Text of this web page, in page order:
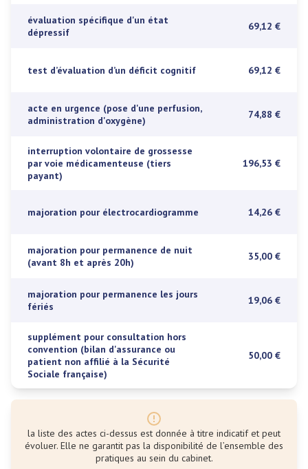
évaluation spécifique d'un état
dépressif
69,12 €
test d’évaluation d’un déficit cognitif 69,12 €
acte en urgence (pose d'une perfusion,
administration d'oxygène)
74,88 €
interruption volontaire de grossesse
par voie médicamenteuse (tiers
payant)
196,53 €
majoration pour électrocardiogramme 14,26 €
majoration pour permanence de nuit
(avant 8h et après 20h)
35,00 €
majoration pour permanence les jours
fériés
19,06 €
supplément pour consultation hors
convention (bilan d'assurance ou
patient non affilié à la Sécurité
Sociale française)
50,00 €
la liste des actes ci-dessus est donnée à titre indicatif et peut
évoluer. Elle ne garantit pas la disponibilité de l’ensemble des
pratiques au sein du cabinet.